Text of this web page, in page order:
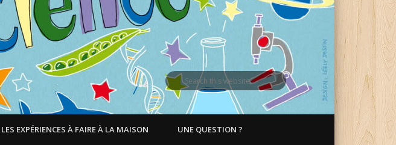
LES EXPÉRIENCES À FAIRE À LA MAISON UNE QUESTION ?